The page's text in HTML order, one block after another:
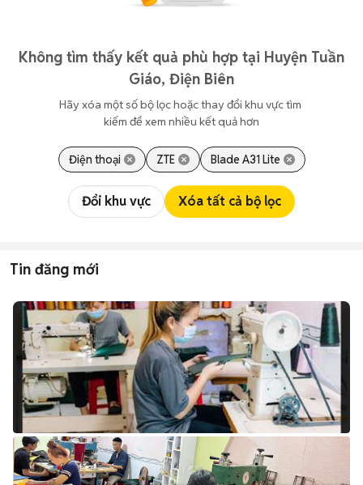
Không tìm thấy kết quả phù hợp tại Huyện Tuần
Giáo, Điện Biên
Hãy xóa một số bộ lọc hoặc thay đổi khu vực tìm
kiếm để xem nhiều kết quả hơn
Điện thoại ZTE Blade A31 Lite
Đổi khu vực Xóa tất cả bộ lọc
Tin đăng mới